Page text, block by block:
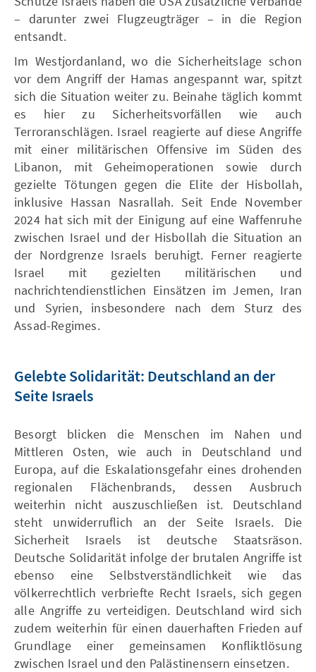
– darunter zwei Flugzeugträger – in die Region
entsandt.
Im Westjordanland, wo die Sicherheitslage schon
vor dem Angriff der Hamas angespannt war, spitzt
sich die Situation weiter zu. Beinahe täglich kommt
es hier zu Sicherheitsvorfällen wie auch
Terroranschlägen. Israel reagierte auf diese Angriffe
mit einer militärischen Offensive im Süden des
Libanon, mit Geheimoperationen sowie durch
gezielte Tötungen gegen die Elite der Hisbollah,
inklusive Hassan Nasrallah. Seit Ende November
2024 hat sich mit der Einigung auf eine Waffenruhe
zwischen Israel und der Hisbollah die Situation an
der Nordgrenze Israels beruhigt. Ferner reagierte
Israel mit gezielten militärischen und
nachrichtendienstlichen Einsätzen im Jemen, Iran
und Syrien, insbesondere nach dem Sturz des
Assad-Regimes.
Gelebte Solidarität: Deutschland an der
Seite Israels
Besorgt blicken die Menschen im Nahen und
Mittleren Osten, wie auch in Deutschland und
Europa, auf die Eskalationsgefahr eines drohenden
regionalen Flächenbrands, dessen Ausbruch
weiterhin nicht auszuschließen ist. Deutschland
steht unwiderruflich an der Seite Israels. Die
Sicherheit Israels ist deutsche Staatsräson.
Deutsche Solidarität infolge der brutalen Angriffe ist
ebenso eine Selbstverständlichkeit wie das
völkerrechtlich verbriefte Recht Israels, sich gegen
alle Angriffe zu verteidigen. Deutschland wird sich
zudem weiterhin für einen dauerhaften Frieden auf
Grundlage einer gemeinsamen Konfliktlösung
zwischen Israel und den Palästinensern einsetzen.